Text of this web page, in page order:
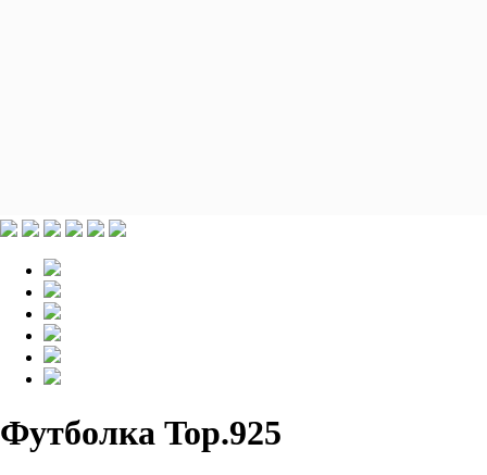
Футболка Top.925